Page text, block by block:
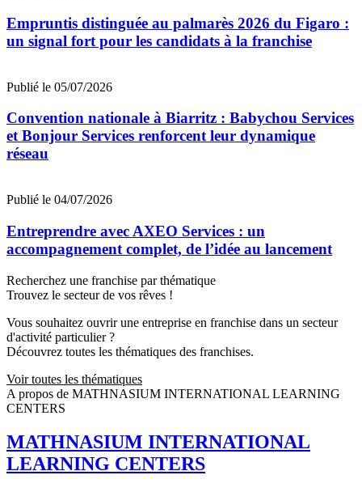
Empruntis distinguée au palmarès 2026 du Figaro :
un signal fort pour les candidats à la franchise
Publié le 05/07/2026
Convention nationale à Biarritz : Babychou Services
et Bonjour Services renforcent leur dynamique
réseau
Publié le 04/07/2026
Entreprendre avec AXEO Services : un
accompagnement complet, de l’idée au lancement
Recherchez une franchise par thématique
Trouvez le secteur de vos rêves !
Vous souhaitez ouvrir une entreprise en franchise dans un secteur
d'activité particulier ?
Découvrez toutes les thématiques des franchises.
Voir toutes les thématiques
A propos de MATHNASIUM INTERNATIONAL LEARNING
CENTERS
MATHNASIUM INTERNATIONAL
LEARNING CENTERS